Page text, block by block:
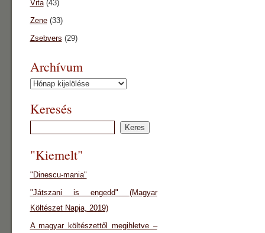
Vita(43)
Zene(33)
Zsebvers (29)
Archívum
Archívum
Keresés
"Kiemelt"
"Dinescu-mania"
"Játszani is engedd" (Magyar
Költészet Napja, 2019)
A magyar költészettől megihletve –